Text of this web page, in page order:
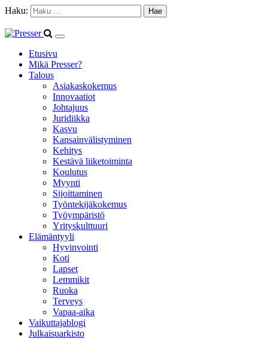
Haku:
Etusivu
Mikä Presser?
Talous
Asiakaskokemus
Innovaatiot
Johtajuus
Juridiikka
Kasvu
Kansainvälistyminen
Kehitys
Kestävä liiketoiminta
Koulutus
Myynti
Sijoittaminen
Työntekijäkokemus
Työympäristö
Yrityskulttuuri
Elämäntyyli
Hyvinvointi
Koti
Lapset
Lemmikit
Ruoka
Terveys
Vapaa-aika
Vaikuttajablogi
Julkaisuarkisto